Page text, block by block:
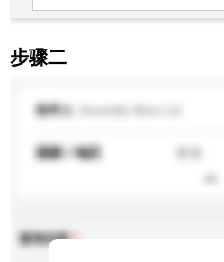
步骤二
收件人
国家 / 地区
查询内容